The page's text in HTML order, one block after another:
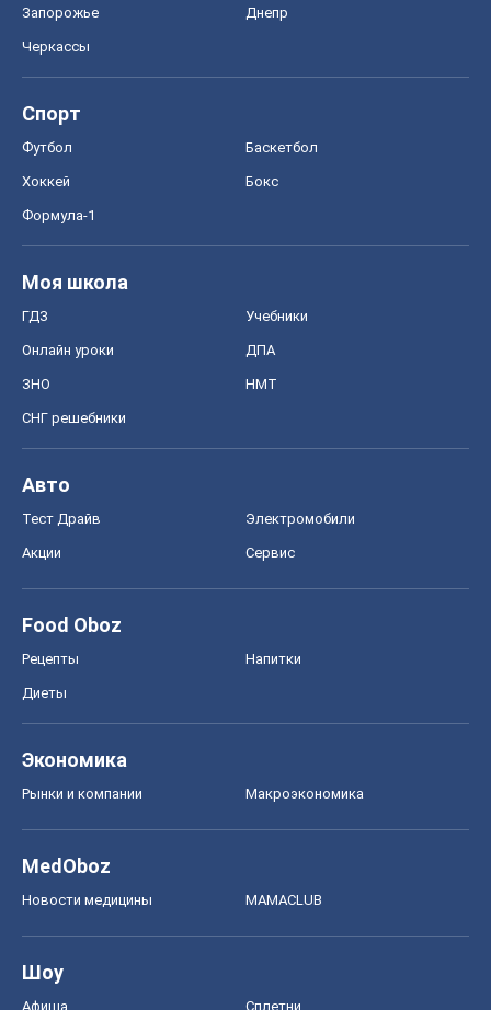
Запорожье Днепр
Черкассы
Спорт
Футбол Баскетбол
Хоккей Бокс
Формула-1
Моя школа
ГДЗ Учебники
Онлайн уроки ДПА
ЗНО НМТ
СНГ решебники
Авто
Тест Драйв Электромобили
Акции Сервис
Food Oboz
Рецепты Напитки
Диеты
Экономика
Рынки и компании Mакроэкономика
MedOboz
Новости медицины MAMACLUB
Шоу
Афиша Сплетни